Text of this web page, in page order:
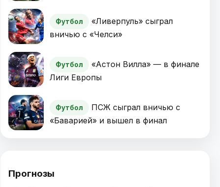
Футбол
«Ливерпуль» сыграл
вничью с «Челси»
Футбол
«Астон Вилла» — в финале
Лиги Европы
Футбол
ПСЖ сыграл вничью с
«Баварией» и вышел в финал
Прогнозы